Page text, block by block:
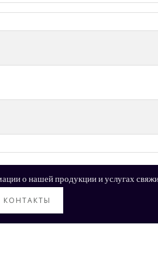
о нашей продукции и услугах
КОНТАКТЫ